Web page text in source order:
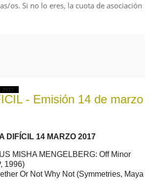
os. Si no lo eres, la cuota de asociación
- Emisión 14 de marzo
DIFÍCIL 14 MARZO 2017
MISHA MENGELBERG: Off Minor
1996)
Or Not Why Not (Symmetries, Maya